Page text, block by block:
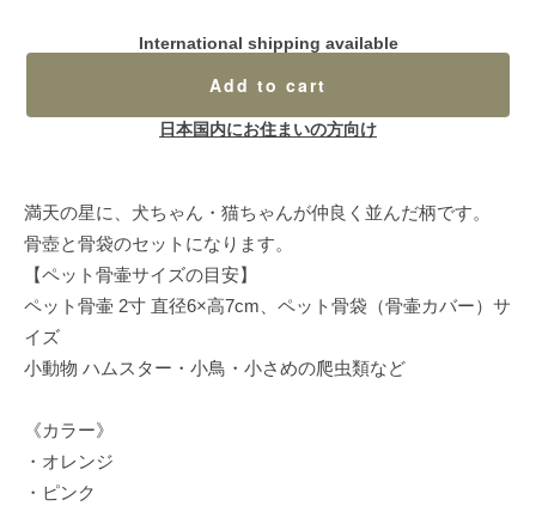
International shipping available
Add to cart
日本国内にお住まいの方向け
満天の星に、犬ちゃん・猫ちゃんが仲良く並んだ柄です。
骨壺と骨袋のセットになります。
【ペット骨壷サイズの目安】
ペット骨壷 2寸 直径6×高7cm、ペット骨袋（骨壷カバー）サ
イズ
小動物 ハムスター・小鳥・小さめの爬虫類など
《カラー》
・オレンジ
・ピンク